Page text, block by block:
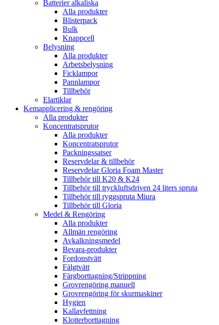
Batterier alkaliska
Alla produkter
Blisterpack
Bulk
Knappcell
Belysning
Alla produkter
Arbetsbelysning
Ficklampor
Pannlampor
Tillbehör
Elartiklar
Kemapplicering & rengöring
Alla produkter
Koncentratsprutor
Alla produkter
Koncentratsprutor
Packningssatser
Reservdelar & tillbehör
Reservdelar Gloria Foam Master
Tillbehör till K20 & K24
Tillbehör till tryckluftsdriven 24 liters spruta
Tillbehör till ryggspruta Miura
Tillbehör till Gloria
Medel & Rengöring
Alla produkter
Allmän rengöring
Avkalkningsmedel
Bevara-produkter
Fordonstvätt
Fälgtvätt
Färgborttagning/Strippning
Grovrengöring manuell
Grovrengöring för skurmaskiner
Hygien
Kallavfettning
Klotterborttagning